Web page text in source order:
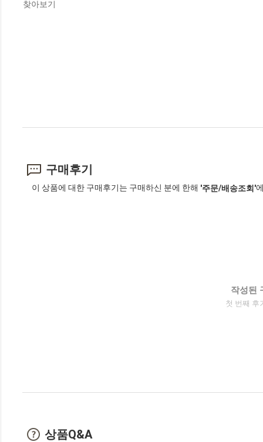
찾아보기
구매후기
이 상품에 대한 구매후기는 구매하신 분에 한해 '주문/배송조회'
작성된
첫 번째 후
상품Q&A